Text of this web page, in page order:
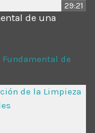
29:21
de una
de